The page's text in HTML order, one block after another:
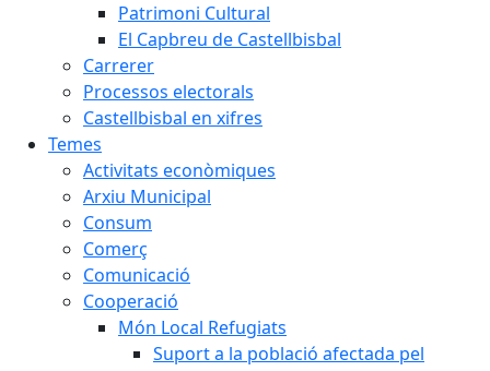
Patrimoni Cultural
El Capbreu de Castellbisbal
Carrerer
Processos electorals
Castellbisbal en xifres
Temes
Activitats econòmiques
Arxiu Municipal
Consum
Comerç
Comunicació
Cooperació
Món Local Refugiats
Suport a la població afectada pel